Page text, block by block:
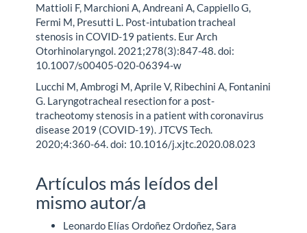
Mattioli F, Marchioni A, Andreani A, Cappiello G,
Fermi M, Presutti L. Post-intubation tracheal
stenosis in COVID-19 patients. Eur Arch
Otorhinolaryngol. 2021;278(3):847-48. doi:
10.1007/s00405-020-06394-w
Lucchi M, Ambrogi M, Aprile V, Ribechini A, Fontanini
G. Laryngotracheal resection for a post-
tracheotomy stenosis in a patient with coronavirus
disease 2019 (COVID-19). JTCVS Tech.
2020;4:360-64. doi: 10.1016/j.xjtc.2020.08.023
Artículos más leídos del
mismo autor/a
Leonardo Elías Ordoñez Ordoñez, Sara